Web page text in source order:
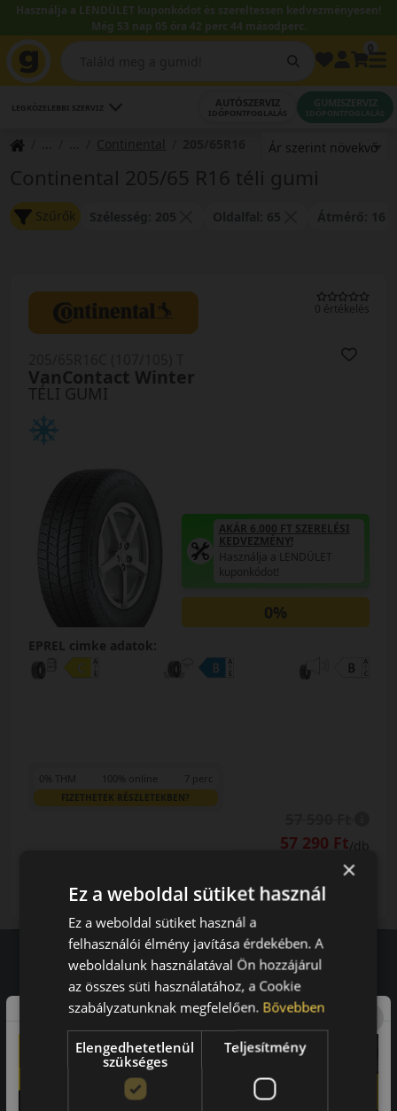
Használja a LENDÜLET kuponkódot és szereltessen kedvezményesen!
Még 53 nap 05 óra 42 perc 44 másodperc.
LEGKÖZELEBBI SZERVIZ AUTÓSZERVIZ
IDŐPONTFOGLALÁS
GUMISZERVIZ
IDŐPONTFOGLALÁS
Continental
Continental 205/65 R16 téli gumi
Szűrők
0 értékelés
TÉLI GUMI
VanContact Winter
AKÁR 6.000 FT SZERELÉSI
KEDVEZMÉNY!
Használja a LENDÜLET
kuponkódot!
0%
EPREL cimke adatok:
0% THM 100% online 7 perc
FIZETHETEK RÉSZLETEKBEN?
57 290 Ft/db
Kuponkód másolása
db KOSÁRBA
Vásárlói vélemények
97.76%
a vásárlók közül ajánlaná ismerősének ezt a boltot.
21659
vélemény alapján
×
Ez a weboldal sütiket használ
Ez a weboldal sütiket használ a
felhasználói élmény javítása érdekében. A
weboldalunk használatával Ön hozzájárul
az összes süti használatához, a Cookie
szabályzatunknak megfelelően. Bővebben
Elengedhetetlenül
szükséges
Teljesítmény